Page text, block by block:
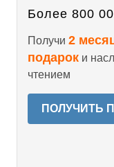
Более 800
Получи 2
подарок и
чтением
ПОЛУЧИТЬ